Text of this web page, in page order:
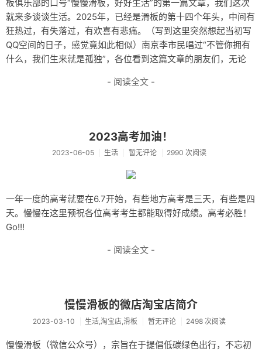
买买买
微信小店
淘宝店
薅羊毛
技术
服务器
新闻
站点地图
关于/About
板俱乐部的口号“慢慢滑板，好好生活”的第一篇文章，我们这次
就来多谈谈生活。2025年，已经是滑板的第十四个年头，中间有
狂热过，有失落过，有欢喜有悲痛。（写到这里突然想起当初写
QQ空间的日子，感觉竟如此相似）南京李市民唱过“不管你拥有
什么，我们生来就是孤独”，各位看到这篇文章的朋友们，无论
- 阅读全文 -
2023高考加油！
2023-06-05 生活 暂无评论 2990 次阅读
一年一度的高考就要在6.7开始，有些地方高考是三天，有些是四
天。慢慢在这里预祝各位高考考生都能取得好成绩。高考必胜！
Go!!!
- 阅读全文 -
慢慢滑板的微店淘宝店简介
2023-03-10 生活,淘宝店,滑板 暂无评论 2498 次阅读
慢慢滑板（微信公众号），宗旨在于提倡低碳绿色出行，不忘初